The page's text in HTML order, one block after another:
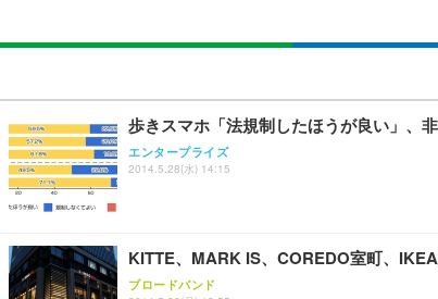
Sezlife オフィスチェア デスクチェア 疲れない
ション PCチェア 通気性メッシュ ゲーミング/勉
￥7,680
ション PCチェア 通気性メッシュ ゲーミング/
￥7,680
【純正品】27"ゲーミングモニター DualSense
￥49,979
【整備済み品】Dell E2724HS 27インチ 液晶
￥15,800
ネオ・ルーライフ ネオ・オムツ L 中型犬用 26枚
￥1,800
Smart Basic(スマートベーシック) 【
￥3,670
歩きスマホ「法規制したほうが良い」、
エンタープライズ
2014.5.28(水) 14:15
KITTE、MARK IS、COREDO室町、
ブロードバンド